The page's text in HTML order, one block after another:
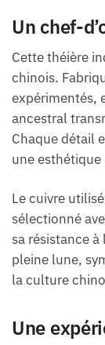
Un chef-
Cette théière
chinois.
expérimentés,
ancestral
Chaque détail
une
Le cuivre
sélectionné
sa résistance
pleine lune,
la culture
Une